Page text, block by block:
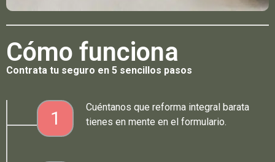
Cómo funciona
Contrata tu seguro en 5 sencillos pasos
1
Cuéntanos que reforma integral barata
tienes en mente en el formulario.